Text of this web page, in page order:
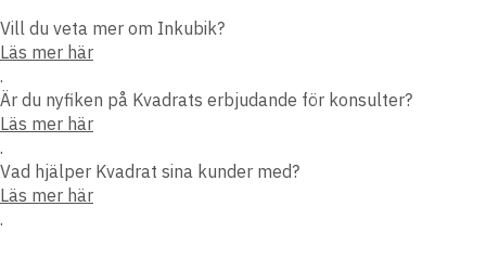
Vill du veta mer om Inkubik?
Läs mer här
.
Är du nyfiken på Kvadrats erbjudande för konsulter?
Läs mer här
.
Vad hjälper Kvadrat sina kunder med?
Läs mer här
.